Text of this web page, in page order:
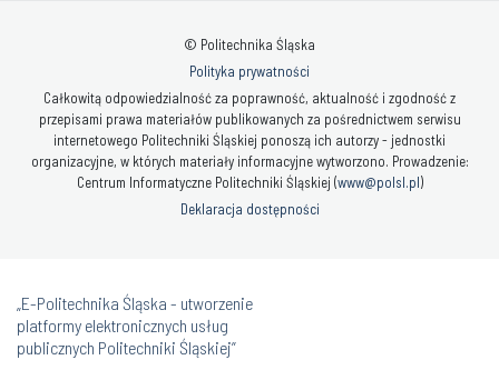
© Politechnika Śląska
Polityka prywatności
Całkowitą odpowiedzialność za poprawność, aktualność i zgodność z
przepisami prawa materiałów publikowanych za pośrednictwem serwisu
internetowego Politechniki Śląskiej ponoszą ich autorzy - jednostki
organizacyjne, w których materiały informacyjne wytworzono. Prowadzenie:
Centrum Informatyczne Politechniki Śląskiej (www@polsl.pl)
Deklaracja dostępności
„E-Politechnika Śląska - utworzenie
platformy elektronicznych usług
publicznych Politechniki Śląskiej”